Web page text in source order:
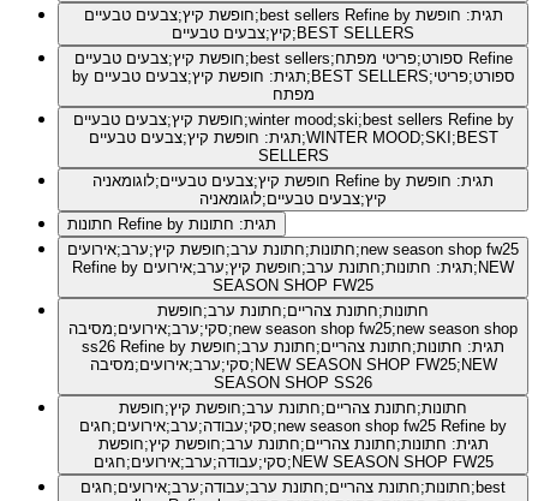
חופשת קיץ;צבעים טבעיים;best sellers Refine by תגית: חופשת
קיץ;צבעים טבעיים;BEST SELLERS
Refine
by תגית: חופשת קיץ;צבעים טבעיים;BEST SELLERS;ספורט;פריטי
מפתח
חופשת קיץ;צבעים טבעיים;winter mood;ski;best sellers Refine by
תגית: חופשת קיץ;צבעים טבעיים;WINTER MOOD;SKI;BEST
SELLERS
Refine by תגית: חופשת
קיץ;צבעים טבעיים;לוגומאניה
Refine by תגית: חתונות
חתונות;חתונת ערב;חופשת קיץ;ערב;אירועים;new season shop fw25
Refine by תגית: חתונות;חתונת ערב;חופשת קיץ;ערב;אירועים;NEW
SEASON SHOP FW25
חתונות;חתונת צהריים;חתונת ערב;חופשת
סקי;ערב;אירועים;מסיבה;new season shop fw25;new season shop
ss26 Refine by תגית: חתונות;חתונת צהריים;חתונת ערב;חופשת
סקי;ערב;אירועים;מסיבה;NEW SEASON SHOP FW25;NEW
SEASON SHOP SS26
חתונות;חתונת צהריים;חתונת ערב;חופשת קיץ;חופשת
סקי;עבודה;ערב;אירועים;חגים;new season shop fw25 Refine by
תגית: חתונות;חתונת צהריים;חתונת ערב;חופשת קיץ;חופשת
סקי;עבודה;ערב;אירועים;חגים;NEW SEASON SHOP FW25
חתונות;חתונת צהריים;חתונת ערב;עבודה;ערב;אירועים;חגים;best